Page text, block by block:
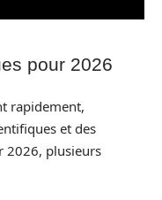
pour 2026
rapidement,
et des
2026, plusieurs